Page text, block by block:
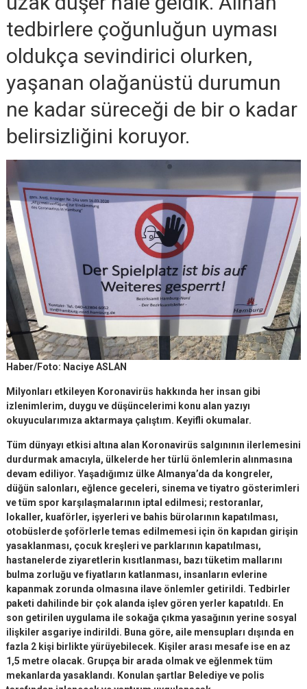
tedbirlere çoğunluğun uyması
oldukça sevindirici olurken,
yaşanan olağanüstü durumun
ne kadar süreceği de bir o kadar
belirsizliğini koruyor.
Haber/Foto: Naciye ASLAN
Milyonları etkileyen Koronavirüs hakkında her insan gibi
izlenimlerim, duygu ve düşüncelerimi konu alan yazıyı
okuyucularımıza aktarmaya çalıştım. Keyifli okumalar.
Tüm dünyayı etkisi altına alan Koronavirüs salgınının ilerlemesini
durdurmak amacıyla, ülkelerde her türlü önlemlerin alınmasına
devam ediliyor. Yaşadığımız ülke Almanya’da da kongreler,
düğün salonları, eğlence geceleri, sinema ve tiyatro gösterimleri
ve tüm spor karşılaşmalarının iptal edilmesi; restoranlar,
lokaller, kuaförler, işyerleri ve bahis bürolarının kapatılması,
otobüslerde şoförlerle temas edilmemesi için ön kapıdan girişin
yasaklanması, çocuk kreşleri ve parklarının kapatılması,
hastanelerde ziyaretlerin kısıtlanması, bazı tüketim mallarını
bulma zorluğu ve fiyatların katlanması, insanların evlerine
kapanmak zorunda olmasına ilave önlemler getirildi. Tedbirler
paketi dahilinde bir çok alanda işlev gören yerler kapatıldı. En
son getirilen uygulama ile sokağa çıkma yasağının yerine sosyal
ilişkiler asgariye indirildi. Buna göre, aile mensupları dışında en
fazla 2 kişi birlikte yürüyebilecek. Kişiler arası mesafe ise en az
1,5 metre olacak. Grupça bir arada olmak ve eğlenmek tüm
mekanlarda yasaklandı. Konulan şartlar Belediye ve polis